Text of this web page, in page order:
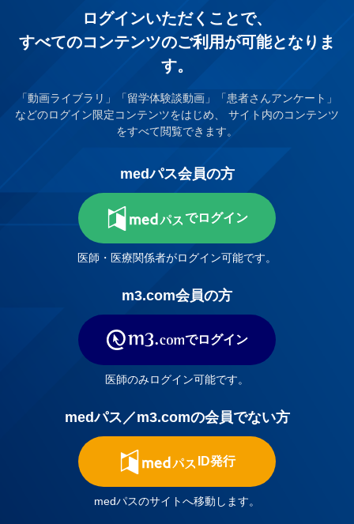
ログインいただくことで、
すべてのコンテンツのご利⽤が可能となりま
す。
「動画ライブラリ」「留学体験談動画」「患者さんアンケート」
などのログイン限定コンテンツをはじめ、
サイト内のコンテンツ
をすべて閲覧できます。
medパス会員の方
でログイン
医師・医療関係者がログイン可能です。
m3.com会員の方
でログイン
医師のみログイン可能です。
medパス／m3.comの会員でない方
ID発行
medパスのサイトへ移動します。